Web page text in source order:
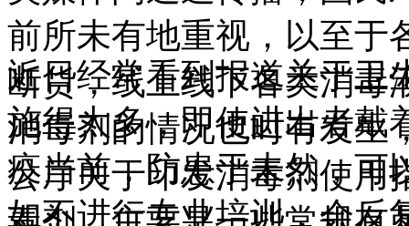
前所未有地重视，以至于
断货，线上线下各类消毒
消毒剂的情况也时有发生
公厅关于印发消毒剂使用
近日经常看到报道关于卫
施得太多，即使进出者戴
疫当前，防患于未然，可
如不进行专业培训，会反